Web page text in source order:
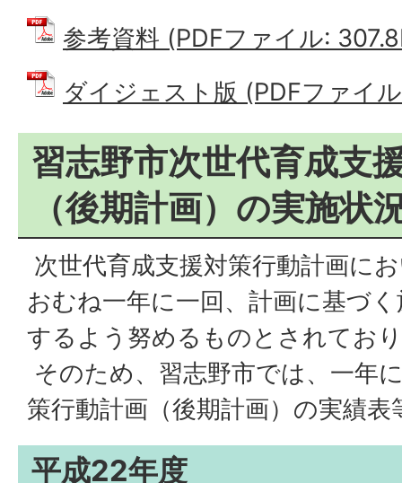
参考資料 (PDFファイル:
ダイジェスト版 (PDFファイ
習志野市次世代育成支
（後期計画）の実施状
次世代育成支援対策行動計画に
おむね一年に一回、計画に基づ
するよう努めるものとされてお
そのため、習志野市では、一年
策行動計画（後期計画）の実績
平成22年度